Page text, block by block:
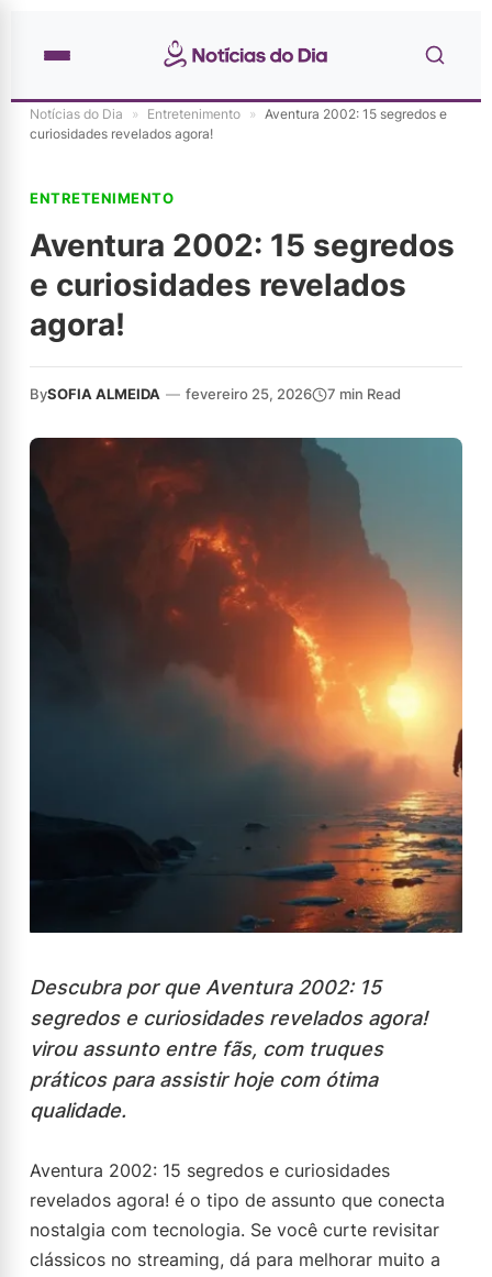
Notícias do Dia » Entretenimento » Aventura 2002: 15 segredos e
curiosidades revelados agora!
ENTRETENIMENTO
Aventura 2002: 15 segredos
e curiosidades revelados
agora!
BySOFIA ALMEIDA — fevereiro 25, 2026 7 min Read
Descubra por que Aventura 2002: 15
segredos e curiosidades revelados agora!
virou assunto entre fãs, com truques
práticos para assistir hoje com ótima
qualidade.
Aventura 2002: 15 segredos e curiosidades
revelados agora! é o tipo de assunto que conecta
nostalgia com tecnologia. Se você curte revisitar
clássicos no streaming, dá para melhorar muito a